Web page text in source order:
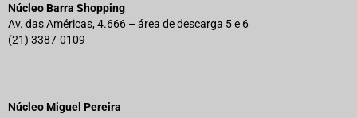
Núcleo Barra Shopping
Av. das Américas, 4.666 – área de descarga 5 e 6
(21) 3387-0109
Núcleo Miguel Pereira